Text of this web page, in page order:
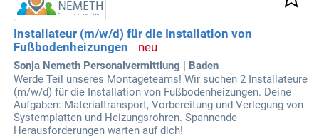
Installateur (m/w/d) für die Installation von
Fußbodenheizungen
Sonja Nemeth Personalvermittlung | Baden
Werde Teil unseres Montageteams! Wir suchen 2 Installateure
(m/w/d) für die Installation von Fußbodenheizungen. Deine
Aufgaben: Materialtransport, Vorbereitung und Verlegung von
Systemplatten und Heizungsrohren. Spannende
Herausforderungen warten auf dich!